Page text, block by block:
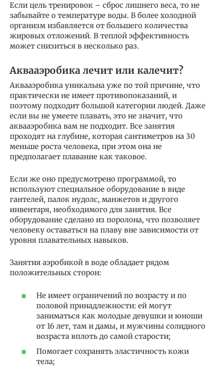
Если цель тренировок – сброс лишнего веса, то не
забывайте о температуре воды. В более холодной
организм избавляется от большего количества
жировых отложений. В теплой эффективность
может снизиться в несколько раз.
Аквааэробика лечит или калечит?
Аквааэробика уникальна уже по той причине, что
практически не имеет противопоказаний, и
поэтому подходит большой категории людей. Даже
если вы не умеете плавать, это не значит, что
аквааэробика вам не подходит. Все занятия
проходят на глубине, которая сантиметров на 30
меньше роста человека, при этом она не
предполагает плавание как таковое.
Если же оно предусмотрено программой, то
используют специальное оборудование в виде
гантелей, палок нудолс, манжетов и другого
инвентаря, необходимого для занятия. Все
оборудование сделано из поролона, что позволяет
человеку оставаться на плаву вне зависимости от
уровня плавательных навыков.
Занятия аэробикой в воде обладает рядом
положительных сторон:
Не имеет ограничений по возрасту и по
половой принадлежности: ей могут
заниматься как молодые девушки и юноши
от 16 лет, там и дамы, и мужчины солидного
возраста вплоть до самой старости;
Помогает сохранять эластичность кожи
тела;